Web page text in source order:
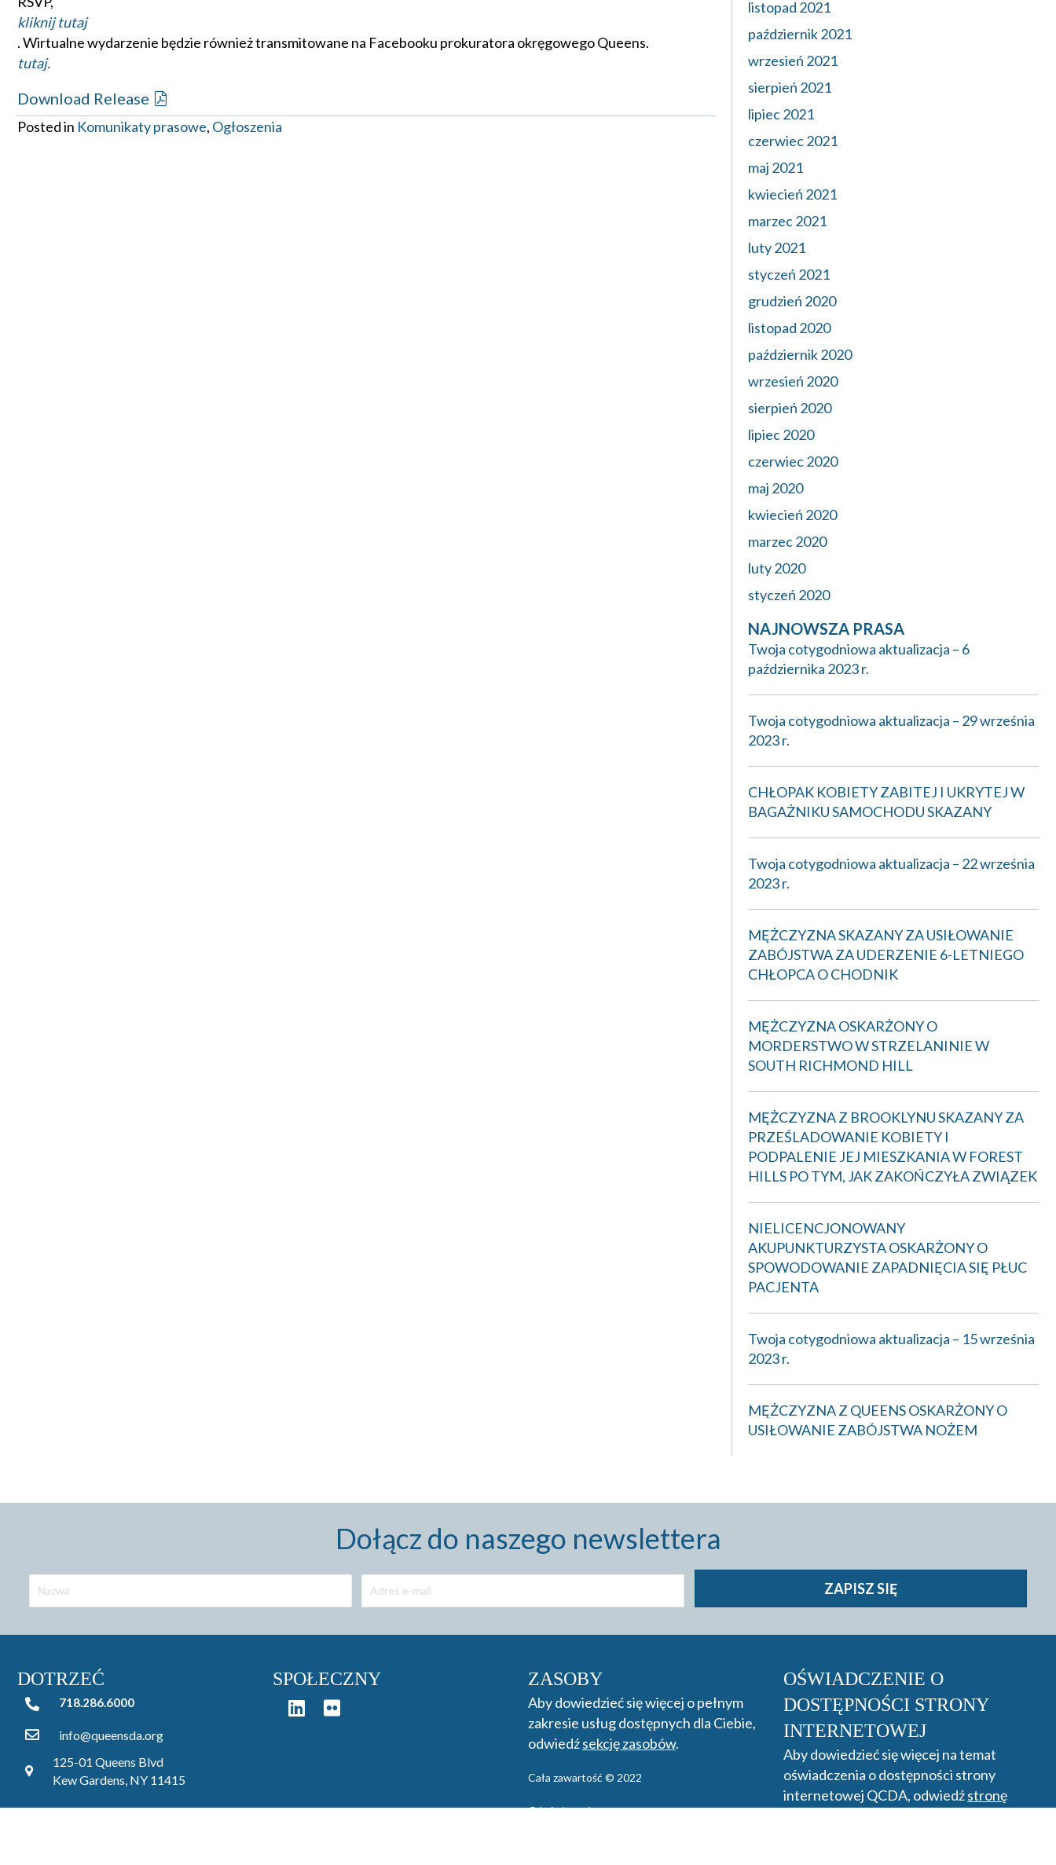
kliknij tutaj
. Wirtualne wydarzenie będzie również transmitowane na Facebooku prokuratora okręgowego Queens.
tutaj.
Download Release
Posted in Komunikaty prasowe, Ogłoszenia
listopad 2021
październik 2021
wrzesień 2021
sierpień 2021
lipiec 2021
czerwiec 2021
maj 2021
kwiecień 2021
marzec 2021
luty 2021
styczeń 2021
grudzień 2020
listopad 2020
październik 2020
wrzesień 2020
sierpień 2020
lipiec 2020
czerwiec 2020
maj 2020
kwiecień 2020
marzec 2020
luty 2020
styczeń 2020
NAJNOWSZA PRASA
Twoja cotygodniowa aktualizacja – 6
października 2023 r.
Twoja cotygodniowa aktualizacja – 29 września
2023 r.
CHŁOPAK KOBIETY ZABITEJ I UKRYTEJ W
BAGAŻNIKU SAMOCHODU SKAZANY
Twoja cotygodniowa aktualizacja – 22 września
2023 r.
MĘŻCZYZNA SKAZANY ZA USIŁOWANIE
ZABÓJSTWA ZA UDERZENIE 6-LETNIEGO
CHŁOPCA O CHODNIK
MĘŻCZYZNA OSKARŻONY O
MORDERSTWO W STRZELANINIE W
SOUTH RICHMOND HILL
MĘŻCZYZNA Z BROOKLYNU SKAZANY ZA
PRZEŚLADOWANIE KOBIETY I
PODPALENIE JEJ MIESZKANIA W FOREST
HILLS PO TYM, JAK ZAKOŃCZYŁA ZWIĄZEK
NIELICENCJONOWANY
AKUPUNKTURZYSTA OSKARŻONY O
SPOWODOWANIE ZAPADNIĘCIA SIĘ PŁUC
PACJENTA
Twoja cotygodniowa aktualizacja – 15 września
2023 r.
MĘŻCZYZNA Z QUEENS OSKARŻONY O
USIŁOWANIE ZABÓJSTWA NOŻEM
Dołącz do naszego newslettera
ZAPISZ SIĘ
DOTRZEĆ
718.286.6000
718.286.6000
info@queensda.org
125-01 Queens Blvd
Kew Gardens, NY 11415
SPOŁECZNY ZASOBY
Aby dowiedzieć się więcej o pełnym
zakresie usług dostępnych dla Ciebie,
odwiedźsekcję zasobów.
Cała zawartość © 2022
Oświadczenie
OŚWIADCZENIE O
DOSTĘPNOŚCI STRONY
INTERNETOWEJ
Aby dowiedzieć się więcej na temat
oświadczenia o dostępności strony
internetowej QCDA, odwiedźstronę